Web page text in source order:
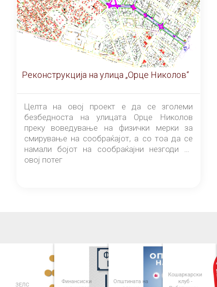
Реконструкција на улица „Орце Николов“
Целта на овој проект е да се зголеми
безбедноста на улицата Орце Николов
преку воведување на физички мерки за
смирување на сообраќајот, а со тоа да се
намали бојот на сообраќајни незгоди на
овој потег
ЗЕЛС
Финансиски
Општината на
Кошаркарски
клуб -